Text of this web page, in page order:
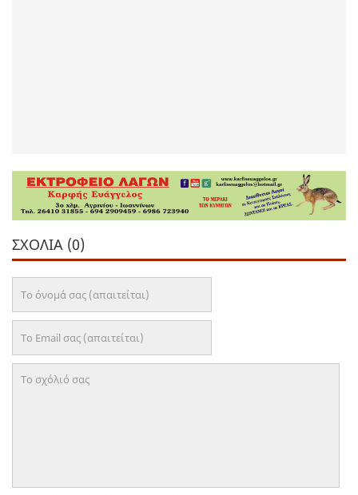
ΣΧΌΛΙΑ (0)